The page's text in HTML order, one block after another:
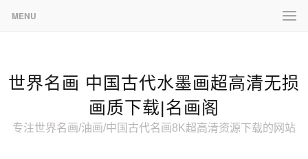
MENU
世界名画 中国古代水墨画超高清无损
画质下载|名画阁
专注世界名画/油画/中国古代名画8K超高清资源下载的网站